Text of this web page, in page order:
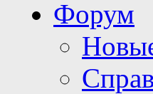
Форум